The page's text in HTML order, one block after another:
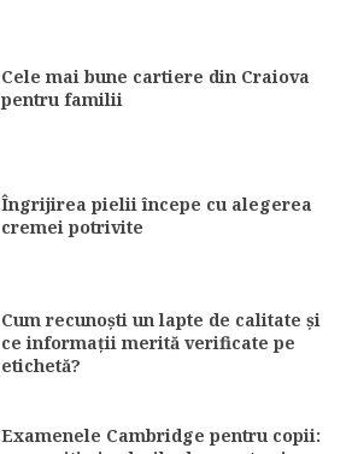
Cele mai bune cartiere din Craiova
pentru familii
Îngrijirea pielii începe cu alegerea
cremei potrivite
Cum recunoști un lapte de calitate și
ce informații merită verificate pe
etichetă?
Examenele Cambridge pentru copii: